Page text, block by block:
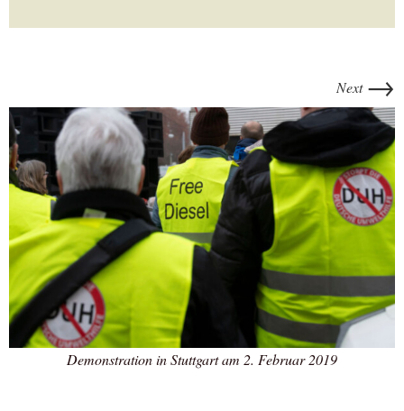
Next →
Demonstration in Stuttgart am 2. Februar 2019